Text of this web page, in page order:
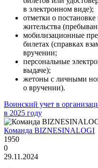
в электронном виде);
отметки о
жительства
мобилизационные
билетах (справках
вручении;
персональные
выдаче);
жетоны с личными
о вручении).
Воинский учет в
в 2025 году
Команда BIZNESINALOGI
1950
0
29.11.2024